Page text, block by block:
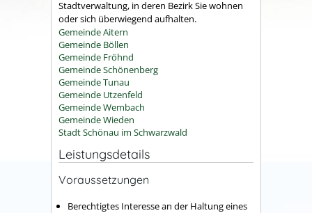
Stadtverwaltung, in deren Bezirk Sie wohnen
oder sich überwiegend aufhalten.
Gemeinde Aitern
Gemeinde Böllen
Gemeinde Fröhnd
Gemeinde Schönenberg
Gemeinde Tunau
Gemeinde Utzenfeld
Gemeinde Wembach
Gemeinde Wieden
Stadt Schönau im Schwarzwald
Leistungsdetails
Voraussetzungen
Berechtigtes Interesse an der Haltung eines